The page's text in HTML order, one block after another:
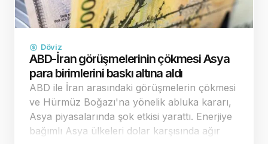
Döviz
ABD-İran görüşmelerinin çökmesi Asya
para birimlerini baskı altına aldı
ABD ile İran arasındaki görüşmelerin çökmesi
ve Hürmüz Boğazı'na yönelik abluka kararı,
Asya piyasalarında şok etkisi yarattı. Enerjiye
bağımlı Asya ülkeleri dolar karşısında ağır